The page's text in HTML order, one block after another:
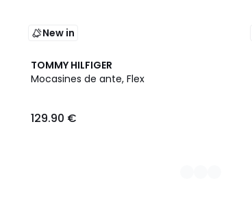
New in
TOMMY HILFIGER
Mocasines de ante, Flex
129.90 €
2
Colores